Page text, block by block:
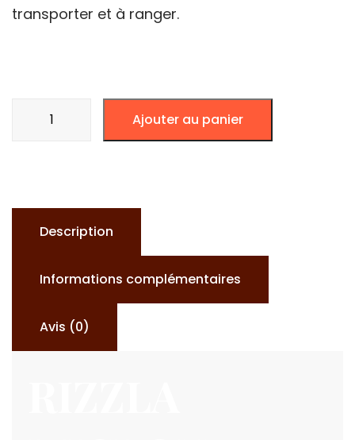
transporter et à ranger.
Ajouter au panier
Description
Informations complémentaires
Avis (0)